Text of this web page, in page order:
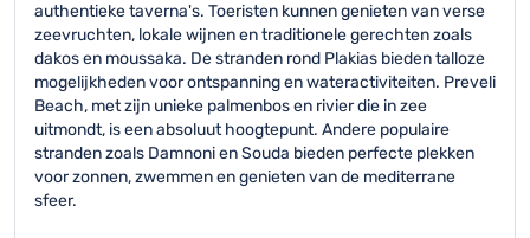
authentieke taverna's. Toeristen kunnen genieten van verse
zeevruchten, lokale wijnen en traditionele gerechten zoals
dakos en moussaka. De stranden rond Plakias bieden talloze
mogelijkheden voor ontspanning en wateractiviteiten. Preveli
Beach, met zijn unieke palmenbos en rivier die in zee
uitmondt, is een absoluut hoogtepunt. Andere populaire
stranden zoals Damnoni en Souda bieden perfecte plekken
voor zonnen, zwemmen en genieten van de mediterrane
sfeer.